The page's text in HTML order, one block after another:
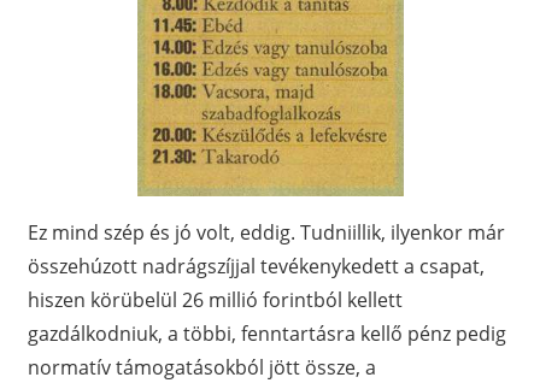
Ez mind szép és jó volt, eddig. Tudniillik, ilyenkor már
összehúzott nadrágszíjjal tevékenykedett a csapat,
hiszen körübelül 26 millió forintból kellett
gazdálkodniuk, a többi, fenntartásra kellő pénz pedig
normatív támogatásokból jött össze, a